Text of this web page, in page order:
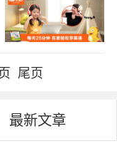
尾页
最新文章